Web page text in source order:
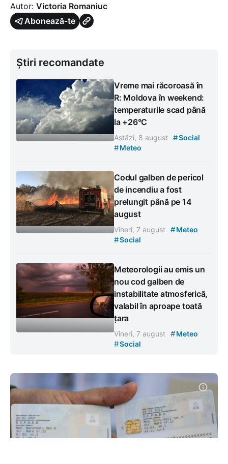
Autor: Victoria Romaniuc
Abonează-te
Știri recomandate
Vreme mai răcoroasă în
R: Moldova în weekend:
temperaturile scad până
la +26°C
Astăzi, 8 august #Social
#Meteo
Codul galben de pericol
de incendiu a fost
prelungit până pe 14
august
Vineri, 7 august #Meteo
#Social
Meteorologii au emis un
nou cod galben de
instabilitate atmosferică,
valabil în aproape toată
țara
Vineri, 7 august #Meteo
#Social